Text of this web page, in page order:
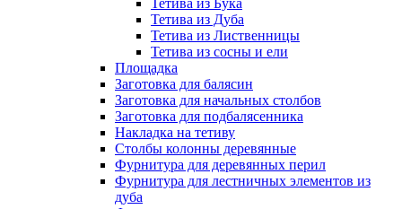
Тетива из Бука
Тетива из Дуба
Тетива из Лиственницы
Тетива из сосны и ели
Площадка
Заготовка для балясин
Заготовка для начальных столбов
Заготовка для подбалясенника
Накладка на тетиву
Столбы колонны деревянные
Фурнитура для деревянных перил
Фурнитура для лестничных элементов из
дуба